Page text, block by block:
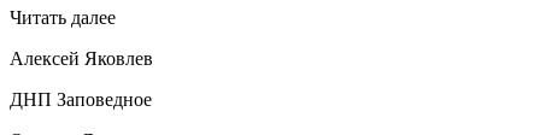
Читать далее
Алексей Яковлев
ДНП Заповедное